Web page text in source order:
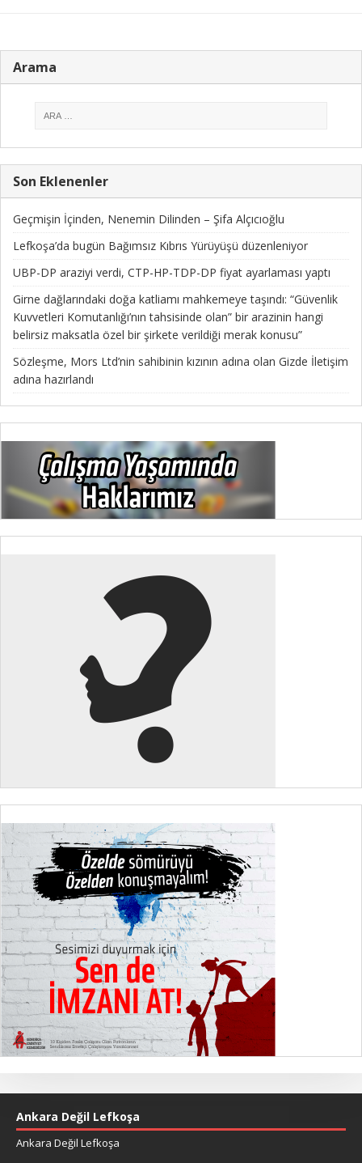
Arama
Son Eklenenler
Geçmişin İçinden, Nenemin Dilinden – Şifa Alçıcıoğlu
Lefkoşa’da bugün Bağımsız Kıbrıs Yürüyüşü düzenleniyor
UBP-DP araziyi verdi, CTP-HP-TDP-DP fiyat ayarlaması yaptı
Girne dağlarındaki doğa katliamı mahkemeye taşındı: “Güvenlik
Kuvvetleri Komutanlığı’nın tahsisinde olan” bir arazinin hangi
belirsiz maksatla özel bir şirkete verildiği merak konusu”
Sözleşme, Mors Ltd’nin sahibinin kızının adına olan Gizde İletişim
adına hazırlandı
Ankara Değil Lefkoşa
Ankara Değil Lefkoşa